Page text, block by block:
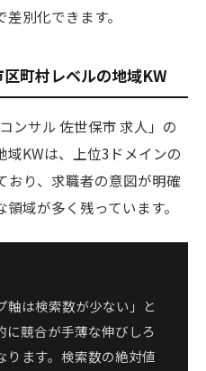
別化できます。
町村レベルの地域KW
ンサル 佐世保市 求人」の
KWは、上位3ドメインの
おり、求職者の意図が明確
域が多く残っています。
軸は検索数が少ない」と
競合が手薄な伸びしろ
ります。検索数の絶対値